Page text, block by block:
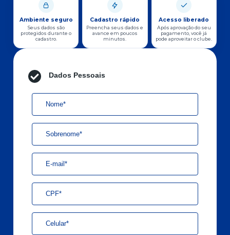
Ambiente seguro
Seus dados são
protegidos durante o
cadastro.
Cadastro rápido
Preencha seus dados e
avance em poucos
minutos.
Acesso liberado
Após aprovação do seu
pagamento, você já
pode aproveitar o clube.
Dados Pessoais